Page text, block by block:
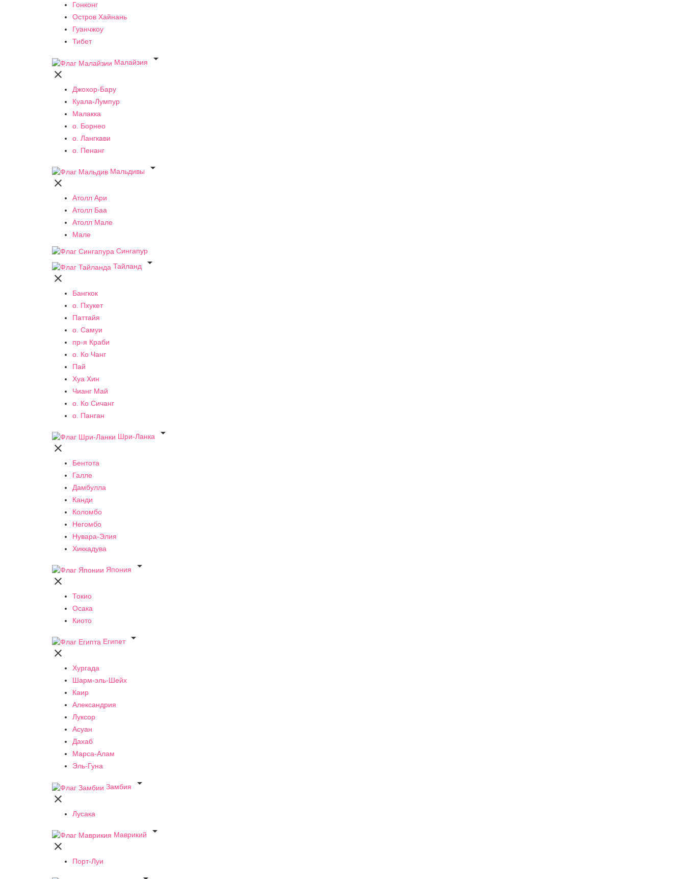
Гонконг
Остров Хайнань
Гуанчжоу
Тибет
Малайзия


Джохор-Бару
Куала-Лумпур
Малакка
о. Борнео
о. Лангкави
о. Пенанг
Мальдивы


Атолл Ари
Атолл Баа
Атолл Мале
Мале
Сингапур
Тайланд


Бангкок
о. Пхукет
Паттайя
о. Самуи
пр-я Краби
о. Ко Чанг
Пай
Хуа Хин
Чианг Май
о. Ко Сичанг
о. Панган
Шри-Ланка


Бентота
Галле
Дамбулла
Канди
Коломбо
Негомбо
Нувара-Элия
Хиккадува
Япония


Токио
Осака
Киото
Египет


Хургада
Шарм-эль-Шейх
Каир
Александрия
Луксор
Асуан
Дахаб
Марса-Алам
Эль-Гуна
Замбия


Лусака
Маврикий


Порт-Луи